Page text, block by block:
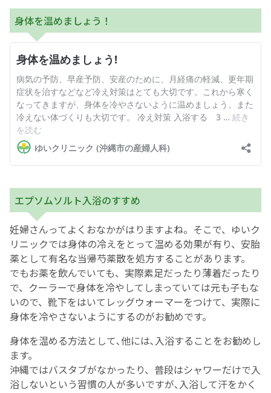
身体を温めましょう！
エプソムソルト入浴のすすめ
妊婦さんってよくおなかがはりますよね。そこで、ゆいク
リニックでは身体の冷えをとって温める効果が有り、安胎
薬として有名な当帰芍薬散を処方することがあります。
でもお薬を飲んでいても、実際素足だったり薄着だったり
で、クーラーで身体を冷やしてしまっていては元も子もな
いので、靴下をはいてレッグウォーマーをつけて、実際に
身体を冷やさないようにするのがお勧めです。
身体を温める方法として､他には､入浴することをお勧めし
ます。
沖縄ではバスタブがなかったり、普段はシャワーだけで入
浴しないという習慣の人が多いですが､入浴して汗をかく